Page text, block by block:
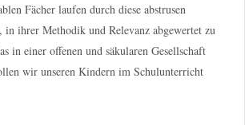
Fächer laufen durch diese abstrusen
in ihrer Methodik und Relevanz abgewertet zu
in einer offenen und säkularen Gesellschaft
wir unseren Kindern im Schulunterricht